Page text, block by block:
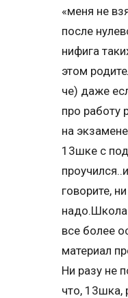
«меня не
после
нифига
этом
че) даже
про работу
на
13шке с
говорите,
все более
материал
Ни разу не
что, 13шка,